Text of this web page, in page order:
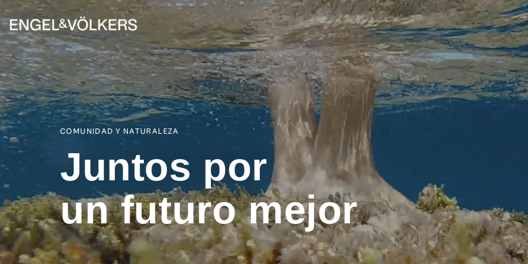
Skip
to
the
main
content.
COMUNIDAD Y NATURALEZA
Juntos por
un futuro mejor